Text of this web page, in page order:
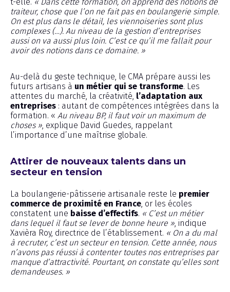
traiteur, chose que l’on ne fait pas en boulangerie simple.
On est plus dans le détail, les viennoiseries sont plus
complexes (…). Au niveau de la gestion d’entreprises
aussi on va aussi plus loin. C’est ce qu’il me fallait pour
avoir des notions dans ce domaine. »
Au-delà du geste technique, le CMA prépare aussi les
futurs artisans à un métier qui se transforme. Les
attentes du marché, la créativité, l’adaptation aux
entreprises : autant de compétences intégrées dans la
formation. « Au niveau BP, il faut voir un maximum de
choses » , explique David Guedes, rappelant
l’importance d’une maîtrise globale.
Attirer de nouveaux talents dans un
secteur en tension
La boulangerie-pâtisserie artisanale reste le premier
commerce de proximité en France , or les écoles
constatent une baisse d’effectifs. « C’est un métier
dans lequel il faut se lever de bonne heure » , indique
Xavièra Roy, directrice de l’établissement. « On a du mal
à recruter, c’est un secteur en tension. Cette année, nous
n’avons pas réussi à contenter toutes nos entreprises par
manque d’attractivité. Pourtant, on constate qu’elles sont
demandeuses. »